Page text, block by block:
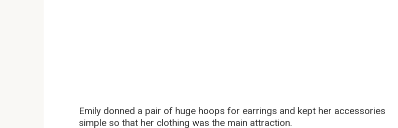
Emily donned a pair of huge hoops for earrings and kept her accessories
simple so that her clothing was the main attraction.